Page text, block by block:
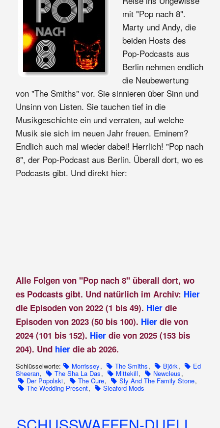
mit "Pop nach 8".
Marty und Andy, die
beiden Hosts des
Pop-Podcasts aus
Berlin nehmen endlich
die Neubewertung
von "The Smiths" vor. Sie sinnieren über Sinn und
Unsinn von Listen. Sie tauchen tief in die
Musikgeschichte ein und verraten, auf welche
Musik sie sich im neuen Jahr freuen. Eminem?
Endlich auch mal wieder dabei! Herrlich! "Pop nach
8", der Pop-Podcast aus Berlin. Überall dort, wo es
Podcasts gibt. Und direkt hier:
Alle Folgen von "Pop nach 8" überall dort, wo
es Podcasts gibt. Und natürlich im Archiv: Hier
die Episoden von 2022 (1 bis 49). Hierdie
Episoden von 2023 (50 bis 100). Hier die von
2024 (101 bis 152). Hier die von 2025 (153 bis
204). Und hier die ab 2026.
Schlüsselworte: Morrissey, The Smiths, Björk, Ed
Sheeran, The Sha La Das, Mittekill, Newcleus,
Der Popolski, The Cure, Sly And The Family Stone,
The Wedding Present, Sleaford Mods